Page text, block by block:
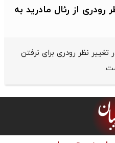
رودری از رئال مادرید به
نظر رودری برای نرفتن